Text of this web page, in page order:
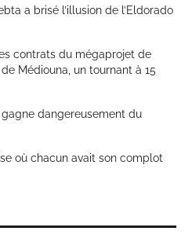
a brisé l’illusion de l’Eldorado
contrats du mégaprojet de
Médiouna, un tournant à 15
gagne dangereusement du
où chacun avait son complot